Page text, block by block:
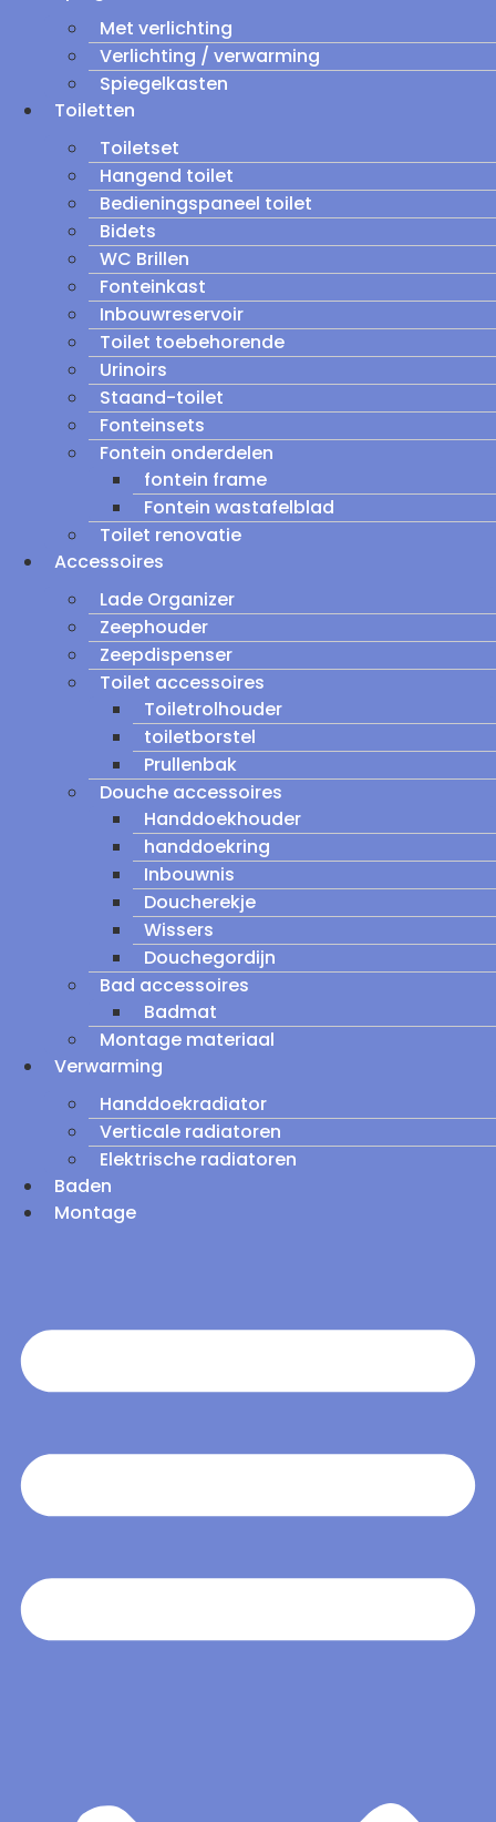
Met verlichting
Verlichting / verwarming
Spiegelkasten
Toiletten
Toiletset
Hangend toilet
Bedieningspaneel toilet
Bidets
WC Brillen
Fonteinkast
Inbouwreservoir
Toilet toebehorende
Urinoirs
Staand-toilet
Fonteinsets
Fontein onderdelen
fontein frame
Fontein wastafelblad
Toilet renovatie
Accessoires
Lade Organizer
Zeephouder
Zeepdispenser
Toilet accessoires
Toiletrolhouder
toiletborstel
Prullenbak
Douche accessoires
Handdoekhouder
handdoekring
Inbouwnis
Doucherekje
Wissers
Douchegordijn
Bad accessoires
Badmat
Montage materiaal
Verwarming
Handdoekradiator
Verticale radiatoren
Elektrische radiatoren
Baden
Montage